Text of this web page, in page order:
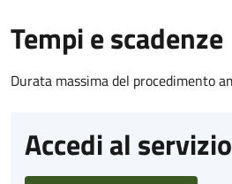
Tempi e scadenze
Durata massima del procedimento
Accedi al servizio